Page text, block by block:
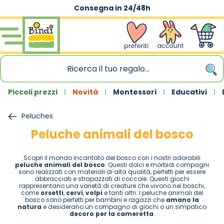
Consegna in 24/48h
Salta al contenuto
wishlist Account Carrello
Piccoli prezzi Novità Montessori Educativi
Peluches
Peluche animali del bosco
Scopri il mondo incantato del bosco con i nostri adorabili
peluche animali del bosco. Questi dolci e morbidi compagni
sono realizzati con materiali di alta qualità, perfetti per essere
abbracciati e strapazzati di coccole. Questi giochi
rappresentano una varietà di creature che vivono nei boschi,
come orsetti, cervi,volpi e tanti altri. I peluche animali del
bosco sono perfetti per bambini e ragazzi che amano la
natura e desiderano un compagno di giochi o un simpatico
decoro per la cameretta.